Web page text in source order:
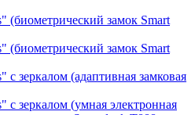
(биометрический замок Smart
(биометрический замок Smart
с зеркалом (адаптивная замковая
с зеркалом (умная электронная